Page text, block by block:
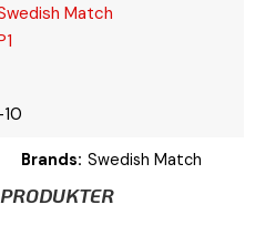
Match
Brands: Swedish Match